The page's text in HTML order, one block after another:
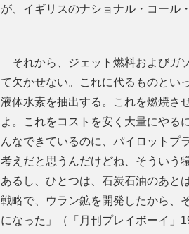
が、イギリスのナショナル・コール
それから、ジェット燃料およびガ
て欠かせない。これに代るものとい
液体水素を抽出する。これを燃焼さ
よ。これをコストを安く大量にやる
んなできているのに、パイロットプ
考えだと思うんだけどね、そういう
あるし、ひとつは、石炭石油のあと
戦略で、ウラン鉱を開発したから、
になった」（「月刊プレイボーイ」